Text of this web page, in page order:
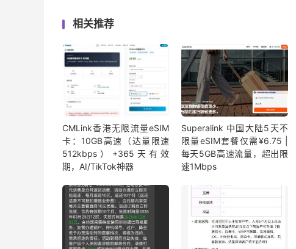
相关推荐
CMLink香港无限流量eSIM
卡：10GB高速（达量限速
512kbps）+365天有效
期，AI/TikTok神器
Superalink 中国大陆5天不
限量eSIM套餐仅需¥6.75 |
每天5GB高速流量，超出限
速1Mbps